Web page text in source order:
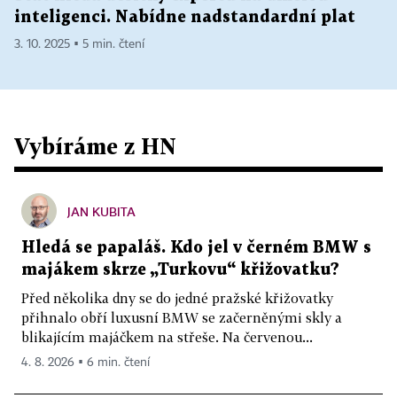
inteligenci. Nabídne nadstandardní plat
3. 10. 2025 ▪ 5 min. čtení
Vybíráme z HN
JAN KUBITA
Hledá se papaláš. Kdo jel v černém BMW s
majákem skrze „Turkovu“ křižovatku?
Před několika dny se do jedné pražské křižovatky
přihnalo obří luxusní BMW se začerněnými skly a
blikajícím majáčkem na střeše. Na červenou...
4. 8. 2026 ▪ 6 min. čtení